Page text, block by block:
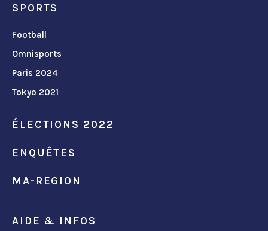
SPORTS
Football
Omnisports
Paris 2024
Tokyo 2021
ÉLECTIONS 2022
ENQUÊTES
MA-REGION
AIDE & INFOS